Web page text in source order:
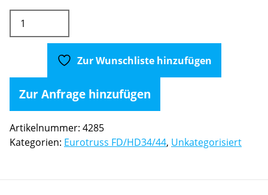
HD34
Menge
Zur Wunschliste hinzufügen
Zur Anfrage hinzufügen
Artikelnummer: 4285
Kategorien: Eurotruss FD/HD34/44, Unkategorisiert